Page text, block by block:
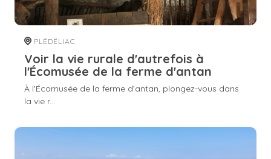
PLÉDÉLIAC
Voir la vie rurale d'autrefois à
l'Écomusée de la ferme d'antan
À l'Écomusée de la ferme d’antan, plongez-vous dans
la vie r...